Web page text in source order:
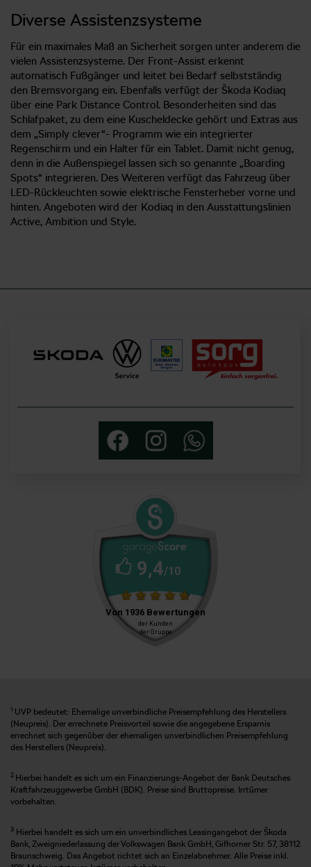
Diverse Assistenzsysteme
Für ein maximales Maß an Sicherheit sorgen unter anderem die
vielen Assistenzsysteme. Der Front-Assist erkennt
automatisch Fußgänger und leitet bei Bedarf selbstständig
den Bremsvorgang ein. Ebenfalls verfügt der Škoda Kodiaq
über eine Park Distance Control. Besonderheiten sind das
Schlafpaket, zu dem eine Kuscheldecke gehört und Extras aus
dem „Simply clever“- Programm wie ein integrierter
Regenschirm und ein Halter für ein Tablet. Damit nicht genug,
denn in die Außenspiegel lassen sich so genannte „Boarding
Spots“ integrieren. Des Weiteren verfügt das Fahrzeug über
LED-Rückleuchten sowie elektrische Fensterheber vorne und
hinten. Angeboten wird der Kodiaq in den Ausstattungslinien
Active, Ambition und Style.
1 UVP bedeutet: Ehemalige unverbindliche Preisempfehlung des Herstellers
(Neupreis). Der errechnete Preisvorteil sowie die angegebene Ersparnis
errechnet sich gegenüber der ehemaligen unverbindlichen Preisempfehlung
des Herstellers (Neupreis).
2 Hierbei handelt es sich um ein Finanzierungs-Angebot der Bank Deutsches
Kraftfahrzeuggewerbe GmbH (BDK). Preise sind Bruttopreise. Irrtümer
vorbehalten.
3 Hierbei handelt es sich um ein unverbindliches Leasingangebot der Škoda
Bank, Zweigniederlassung der Volkswagen Bank GmbH, Gifhorner Str. 57, 38112
Braunschweig. Das Angebot richtet sich an Einzelabnehmer. Alle Preise inkl.